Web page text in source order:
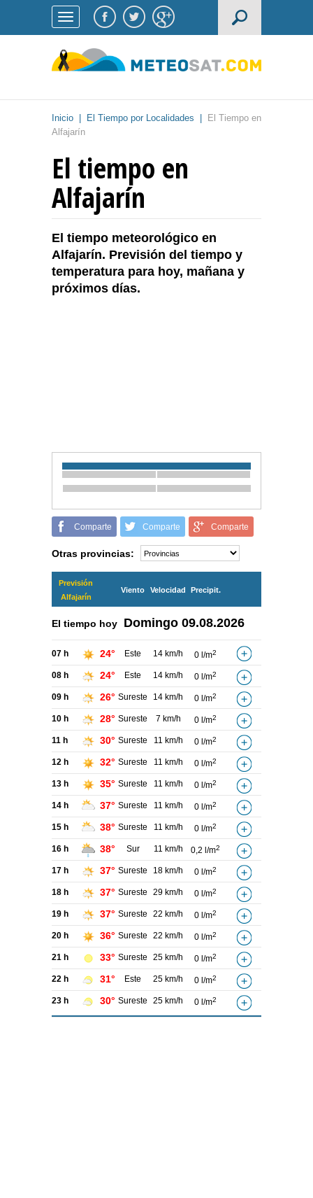
Inicio El Tiempo por Localidades
El Tiempo en
Alfajarín
El tiempo en
Alfajarín
El tiempo meteorológico en
Alfajarín. Previsión del tiempo y
temperatura para hoy, mañana y
próximos días.
Comparte Comparte Comparte
Otras provincias:
Previsión
Alfajarín
Viento Velocidad Precipit.
El tiempo hoy Domingo 09.08.2026
07 h 24° Este 14 km/h 0 l/m2
08 h 24° Este 14 km/h 0 l/m2
09 h 26° Sureste 14 km/h 0 l/m2
10 h 28° Sureste 7 km/h 0 l/m2
11 h 30° Sureste 11 km/h 0 l/m2
12 h 32° Sureste 11 km/h 0 l/m2
13 h 35° Sureste 11 km/h 0 l/m2
14 h 37° Sureste 11 km/h 0 l/m2
15 h 38° Sureste 11 km/h 0 l/m2
16 h 38° Sur 11 km/h 0,2 l/m2
17 h 37° Sureste 18 km/h 0 l/m2
18 h 37° Sureste 29 km/h 0 l/m2
19 h 37° Sureste 22 km/h 0 l/m2
20 h 36° Sureste 22 km/h 0 l/m2
21 h 33° Sureste 25 km/h 0 l/m2
22 h 31° Este 25 km/h 0 l/m2
23 h 30° Sureste 25 km/h 0 l/m2